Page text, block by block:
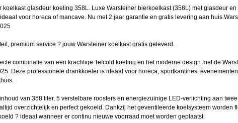
koelkast glasdeur koeling 358L. Luxe Warsteiner bierkoelkast (358L) met glasdeur
voor horeca of mancave. Nu met 2 jaar garantie en gratis levering aan
premium service ? jouw Warsteiner koelkast gratis geleverd.
combinatie van een krachtige Tefcold koeling en het moderne design met de
Deze professionele drankkoeler is ideaal voor horeca, sportkantines,
van 358 liter, 5 verstelbare roosters en energiezuinige LED-verlichting aan
overzichtelijk en perfect gekoeld. Dankzij het geventileerde koelsysteem worden
? ideaal wanneer er continu nieuwe voorraad moet worden geplaatst.